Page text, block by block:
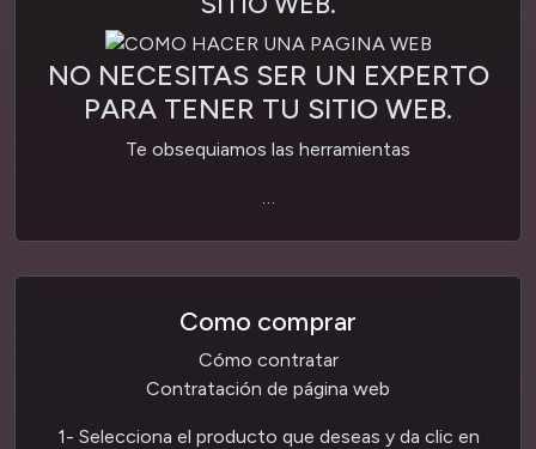
NO NECESITAS SER UN EXPERTO
PARA TENER TU SITIO WEB.
Te obsequiamos las herramientas
…
Como comprar
Cómo contratar
Contratación de página web
1- Selecciona el producto que deseas y da clic en